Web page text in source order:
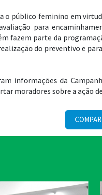
público feminino em
para
fazem parte da
do preventivo e
informações da
moradores sobre a ação